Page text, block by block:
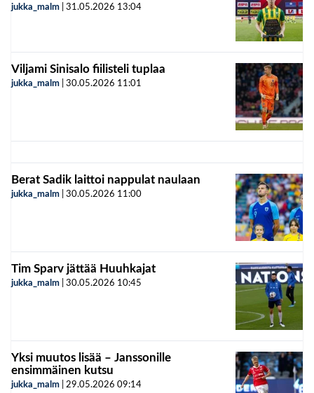
jukka_malm 31.05.2026 13:04
Viljami Sinisalo fiilisteli tuplaa
jukka_malm 30.05.2026 11:01
Berat Sadik laittoi nappulat naulaan
jukka_malm 30.05.2026 11:00
Tim Sparv jättää Huuhkajat
jukka_malm 30.05.2026 10:45
Yksi muutos lisää – Janssonille
ensimmäinen kutsu
jukka_malm 29.05.2026 09:14